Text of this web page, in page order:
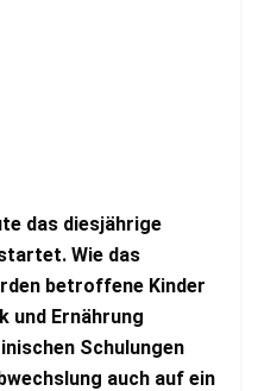
das diesjährige
Wie das
betroffene Kinder
und Ernährung
Schulungen
auch auf ein